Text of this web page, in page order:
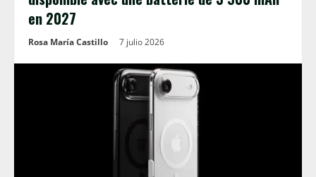
en 2027
Rosa María Castillo 7 julio 2026